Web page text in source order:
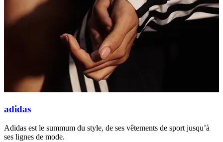
adidas
Adidas est le summum du style, de ses vêtements de sport jusqu’à
ses lignes de mode.